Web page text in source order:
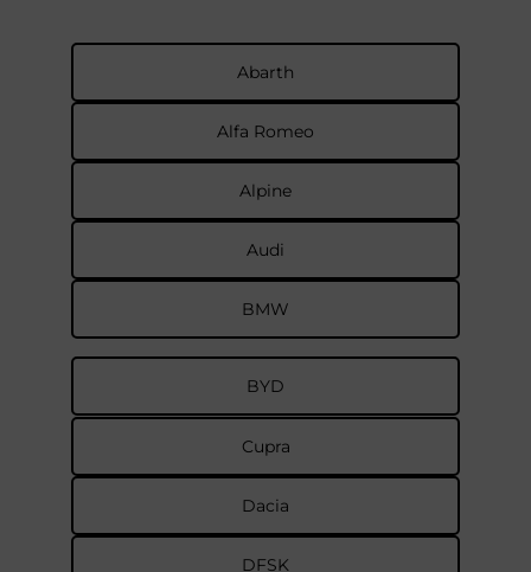
Abarth
Alfa Romeo
Alpine
Audi
BMW
BYD
Cupra
Dacia
DFSK